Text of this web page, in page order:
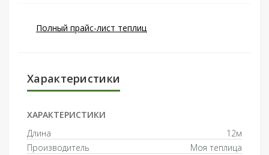
Полный прайс-лист теплиц
Характеристики
ХАРАКТЕРИСТИКИ
Длина
12м
Производитель
Моя теплица